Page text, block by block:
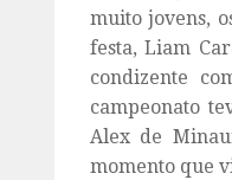
muito jovens,
festa, Liam
condizente
campeonato
Alex de
momento que